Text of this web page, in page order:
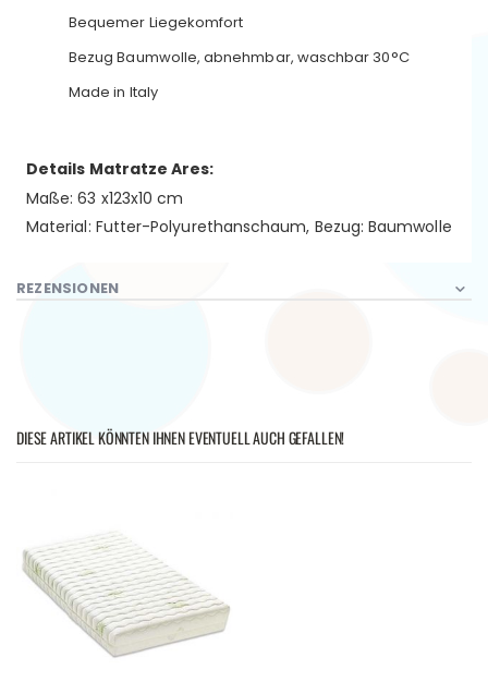
Bequemer Liegekomfort
Bezug Baumwolle, abnehmbar, waschbar 30°C
Made in Italy
Details Matratze Ares:
Maße: 63 x123x10 cm
Material: Futter-Polyurethanschaum, Bezug: Baumwolle
REZENSIONEN
DIESE ARTIKEL KÖNNTEN IHNEN EVENTUELL AUCH GEFALLEN!